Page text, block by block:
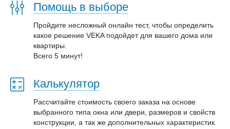
Помощь в выборе
Пройдите несложный онлайн тест, чтобы определить
какое решение VEKA подойдет для вашего дома или
квартиры.
Всего 5 минут!
Калькулятор
Рассчитайте стоимость своего заказа на основе
выбранного типа окна или двери, размеров и свойств
конструкции, а так же дополнительных характеристик.